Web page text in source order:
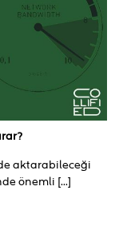
aktarabileceği
önemli [...]